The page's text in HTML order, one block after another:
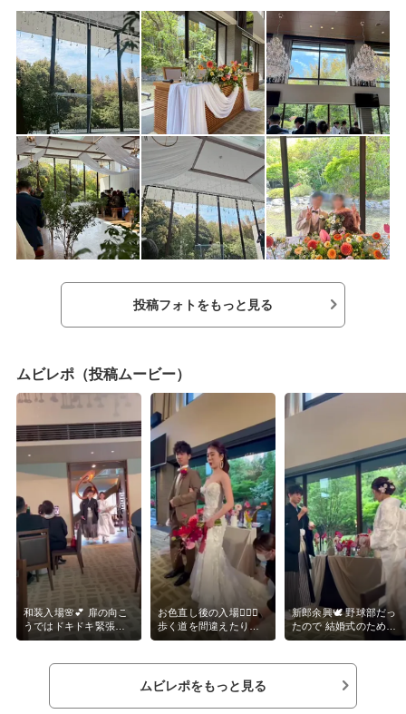
分たちと同じレベルで式当日まで楽しんで準備
を手伝ってくださりました。本当に感謝してい
ます！いろいろ準備していたつもりでも、ギリ
ギリになって見落としはあると思います。それ
に対応できるようにはやめはやめの行動を心が
けると良いと思います。アマンダンライズでは
アクションごとに余裕を持った期限を設けてく
ださるのでそれにそうだけでかなり早めに準備
が終わりました！
投稿フォトをもっと見る
ムビレポ（投稿ムービー）
和装入場🌸💕 扉の向こ
うではドキドキ緊張し
てたけど みんなの顔が
と緊張がほぐれました
お色直し後の入場👰🏼‍♀️
歩く道を間違えたり高
砂についてもドレスを
ング続出な入場だった
けどとても楽しかった
😂🤍
新郎余興🕊 野球部だっ
たので 結婚式のために
旦那さんの友人達が作
ブとボールと一緒に愛
の言葉をくれました🤍
ムビレポをもっと見る